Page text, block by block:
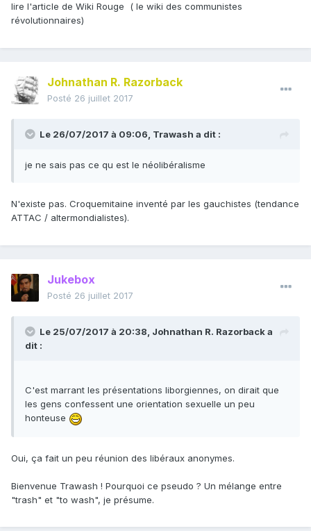
lire l'article de Wiki Rouge ( le wiki des communistes
révolutionnaires)
Johnathan R. Razorback
Posté 26 juillet 2017
Le 26/07/2017 à 09:06, Trawash a dit :
je ne sais pas ce qu est le néolibéralisme
N'existe pas. Croquemitaine inventé par les gauchistes (tendance
ATTAC / altermondialistes).
Jukebox
Posté 26 juillet 2017
Le 25/07/2017 à 20:38, Johnathan R. Razorbacka
dit :
C'est marrant les présentations liborgiennes, on dirait que
les gens confessent une orientation sexuelle un peu
honteuse
Oui, ça fait un peu réunion des libéraux anonymes.
Bienvenue Trawash ! Pourquoi ce pseudo ? Un mélange entre
"trash" et "to wash", je présume.